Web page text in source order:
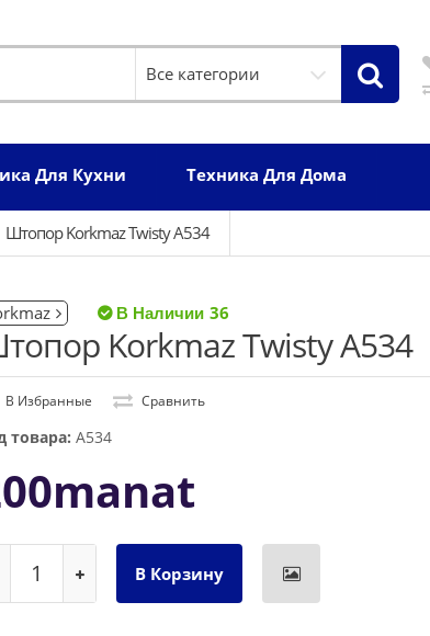
Для Кухни Техника Для Дома
Штопор Korkmaz Twisty A534
36
Korkmaz Twisty A534
В Избранные Сравнить
товара: A534